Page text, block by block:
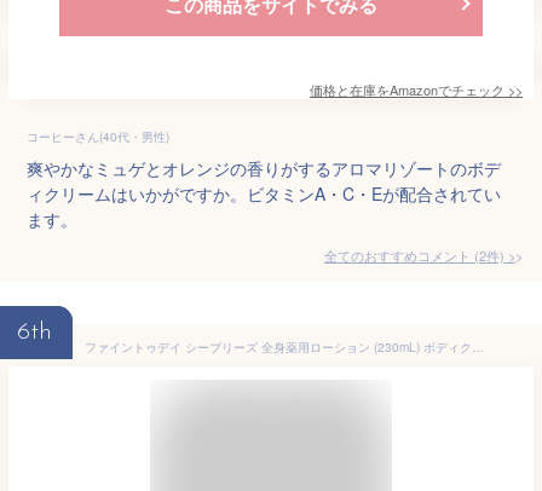
価格と在庫をAmazonでチェック >>
コーヒーさん(40代・男性)
爽やかなミュゲとオレンジの香りがするアロマリゾートのボデ
ィクリームはいかがですか。ビタミンA・C・Eが配合されてい
ます。
全てのおすすめコメント (2件) >
6th
ファイントゥデイ シーブリーズ 全身薬用ローション (230mL) ボディクリーム トリートメント 【医薬部外品】